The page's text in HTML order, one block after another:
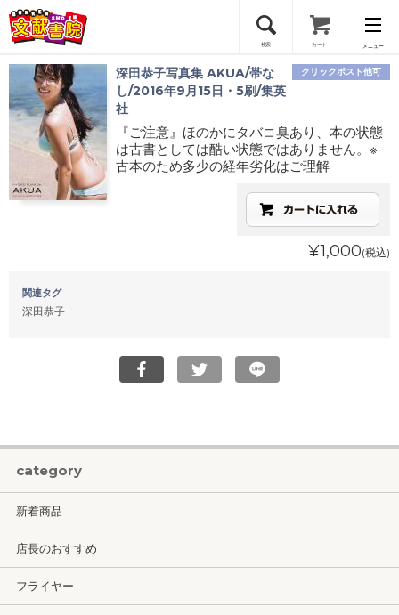
検索 カート メニュー
会員登録
ログイン
クリックポスト他可
深田恭子写真集 AKUA/帯な
し/2016年9月15日・5刷/集英
社
『ご注意』ほのかにタバコ臭あり、本の状態
は古書としては酷い状態ではありません。※
古本のため多少の経年劣化はご理解
¥1,000(税込)
関連タグ
深田恭子
category
新着商品
店長のおすすめ
フライヤー